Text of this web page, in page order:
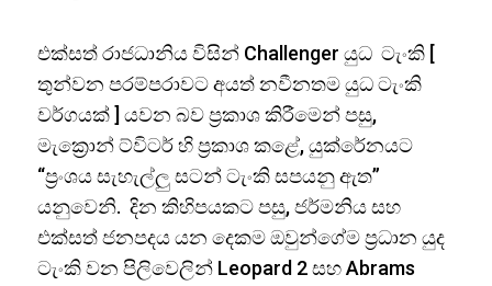
එක්සත් රාජධානිය විසින් Challenger යුධ ටැංකි [
තුන්වන පරම්පරාවට අයත් නවීනතම යුධ ටැංකි
වර්ගයක් ] යවන බව ප්‍රකාශ කිරීමෙන් පසු,
මැක්‍රොන් ට්විටර් හි ප්‍රකාශ කළේ, යුක්රේනයට
“ප්‍රංශය සැහැල්ලු සටන් ටැංකි සපයනු ඇත”
යනුවෙනි. දින කිහිපයකට පසු, ජර්මනිය සහ
එක්සත් ජනපදය යන දෙකම ඔවුන්ගේම ප්‍රධාන යුද
ටැංකි වන පිලිවෙලින් Leopard 2 සහ Abrams